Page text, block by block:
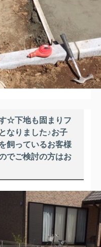
☆下地も固まりフ
なりました♪お子
飼っているお客様
でご検討の方はお